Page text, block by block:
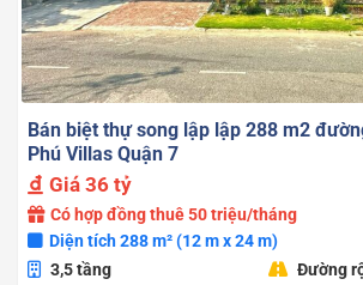
Bán biệt thự song lập lập 288 m2
Phú Villas Quận 7
Giá 36 tỷ
Có hợp đồng thuê 50 triệu/tháng
Diện tích 288 m² (12 m x 24 m)
3,5 tầng
Đường